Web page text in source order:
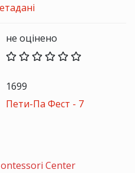
не оцінено
1699
Пети-Па Фест - 7
Center